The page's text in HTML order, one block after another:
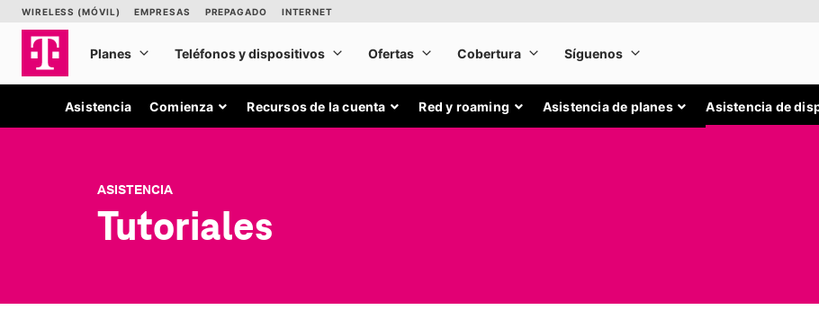
Asistencia Comienza Recursos de la cuenta Red y roaming Asistencia de planes Asistencia de
ASISTENCIA
Tutoriales